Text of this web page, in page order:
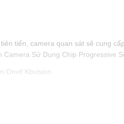
tiến, camera quan sát sẽ cung
Camera Sử Dụng Chip Progressive